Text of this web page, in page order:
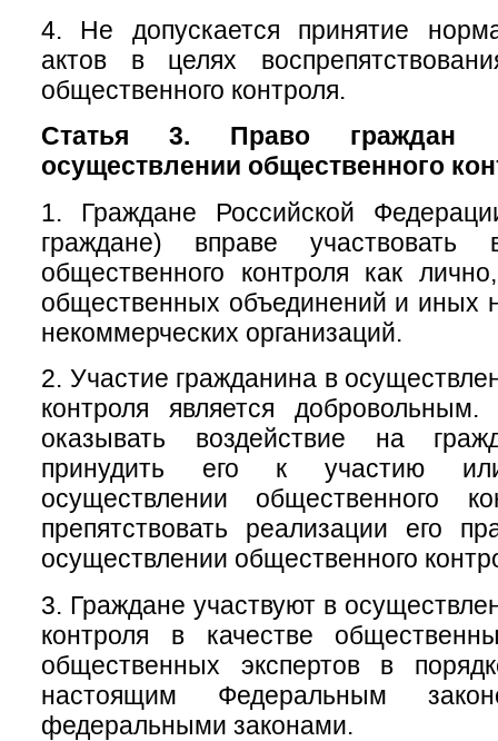
4. Не допускается принятие
актов в целях
общественного контроля.
Статья 3. Право граждан
осуществлении общественного
1. Граждане Российской
граждане) вправе участвовать
общественного контроля как
общественных объединений и иных
некоммерческих организаций.
2. Участие гражданина в
контроля является
оказывать воздействие на
принудить его к участию
осуществлении общественного
препятствовать реализации его
осуществлении общественного
3. Граждане участвуют в
контроля в качестве
общественных экспертов в
настоящим Федеральным
федеральными законами.